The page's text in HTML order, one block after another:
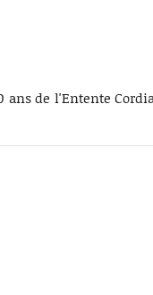
de l'Entente